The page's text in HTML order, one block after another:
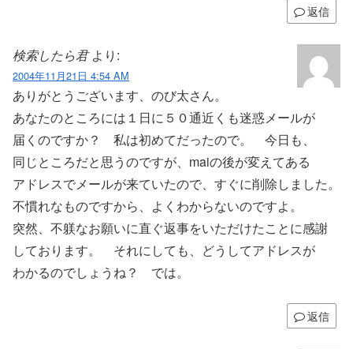
返信
検索したら君 より:
2004年11月21日 4:54 AM
ありがとうございます、のび太さん。
あなたのところには１日に５０通近くも迷惑メールが
届くのですか？ 私は初めてだったので。 今日も、
同じところだと思うのですが、maiの後が変えてある
アドレスでメールが来ていたので、すぐに削除しました。
不慣れなものですから、よくわからないのですよ。
突然、不躾なお願いに直ぐ返事をいただけたことに感謝
しております。 それにしても、どうしてアドレスが
わかるのでしょうね？ では。
返信